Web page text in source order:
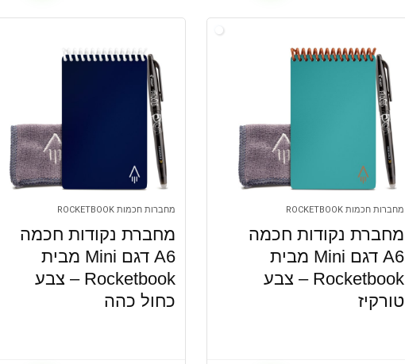
מחברות חכמות ROCKETBOOK
מחברת נקודות חכמה
A6 דגם Mini מבית
Rocketbook – צבע
טורקיז
מחברות חכמות ROCKETBOOK
מחברת נקודות חכמה
A6 דגם Mini מבית
Rocketbook – צבע
כחול כהה